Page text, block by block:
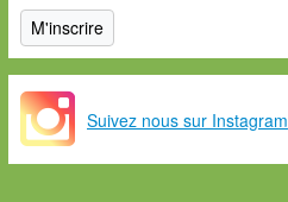
Suivez nous sur Instagram